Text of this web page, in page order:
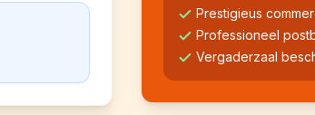
Prestigieus
Professioneel
Vergaderzaal